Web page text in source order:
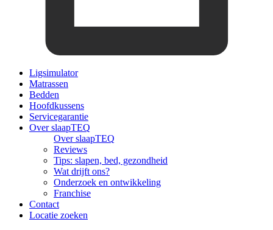
Ligsimulator
Matrassen
Bedden
Hoofdkussens
Servicegarantie
Over slaapTEQ
Over slaapTEQ
Reviews
Tips: slapen, bed, gezondheid
Wat drijft ons?
Onderzoek en ontwikkeling
Franchise
Contact
Locatie zoeken